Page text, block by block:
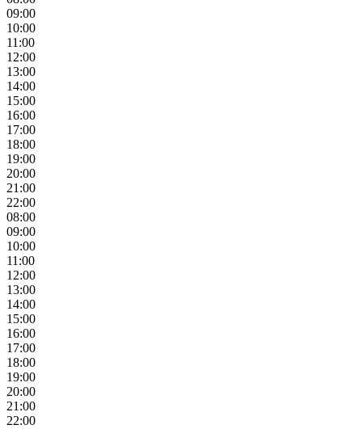
09:00
10:00
11:00
12:00
13:00
14:00
15:00
16:00
17:00
18:00
19:00
20:00
21:00
22:00
08:00
09:00
10:00
11:00
12:00
13:00
14:00
15:00
16:00
17:00
18:00
19:00
20:00
21:00
22:00